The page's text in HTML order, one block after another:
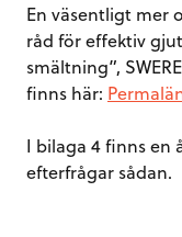
En väsentligt mer
råd för effektiv
smältning”,
finns här:
I bilaga 4 finns en
efterfrågar sådan.